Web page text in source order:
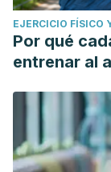
EJERCICIO FÍSICO
Por qué
entrenar al